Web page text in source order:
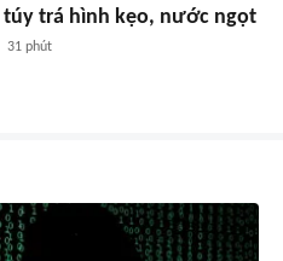
túy trá hình kẹo, nước ngọt
31 phút